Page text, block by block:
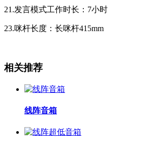
21.发言模式工作时长：7小时
23.咪杆长度：长咪杆415mm
相关推荐
线阵音箱